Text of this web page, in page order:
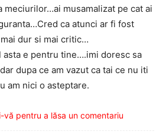
meciurilor…ai musamalizat pe cat ai
ca atunci ar fi fost
dur si mai critic…
asta e pentru tine….imi doresc sa
dupa ce am vazut ca tai ce nu iti
am nici o asteptare.
vă pentru a lăsa un comentariu